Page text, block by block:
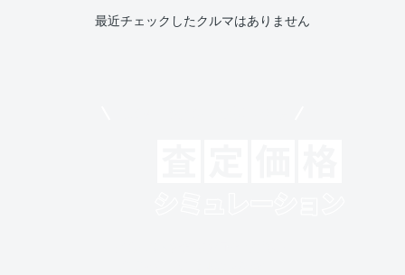
最近チェックしたクルマはありません